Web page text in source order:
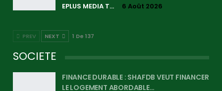
EPLUS MEDIA TV 6 Août 2026
PREV NEXT 1 De 137
SOCIETE
FINANCE DURABLE : SHAFDB VEUT FINANCER
LE LOGEMENT ABORDABLE…